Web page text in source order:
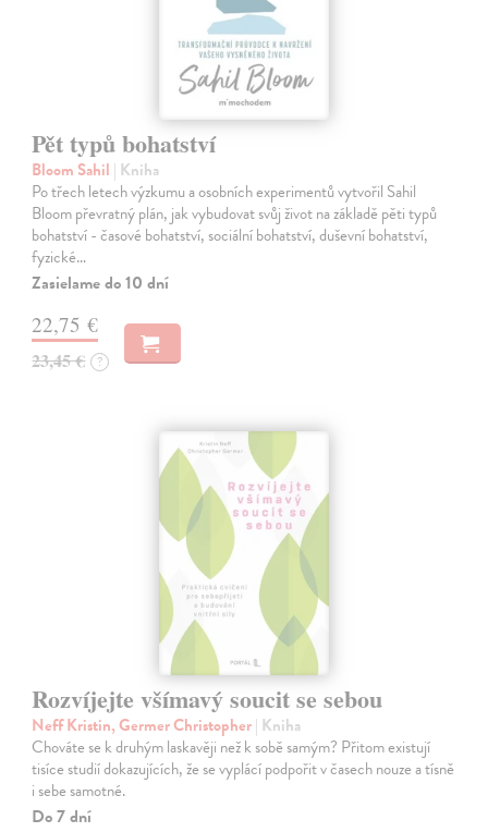
Pět typů bohatství
Bloom Sahil | Kniha
Po třech letech výzkumu a osobních experimentů vytvořil Sahil
Bloom převratný plán, jak vybudovat svůj život na základě pěti typů
bohatství - časové bohatství, sociální bohatství, duševní bohatství,
fyzické…
Zasielame do 10 dní
22,75 €
23,45 € ?
Rozvíjejte všímavý soucit se sebou
Neff Kristin, Germer Christopher| Kniha
Chováte se k druhým laskavěji než k sobě samým? Přitom existují
tisíce studií dokazujících, že se vyplácí podpořit v časech nouze a tísně
i sebe samotné.
Do 7 dní